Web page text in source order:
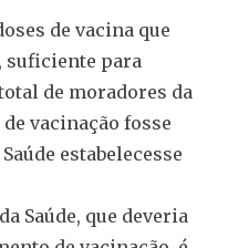
de vacina que
suficiente para
de moradores da
vacinação fosse
estabelecesse
Saúde, que deveria